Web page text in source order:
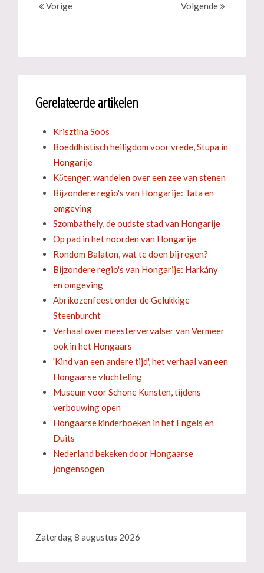
Vorige Volgende
Gerelateerde artikelen
Krisztina Soós
Boeddhistisch heiligdom voor vrede, Stupa in
Hongarije
Kőtenger, wandelen over een zee van stenen
Bijzondere regio's van Hongarije: Tata en
omgeving
Szombathely, de oudste stad van Hongarije
Op pad in het noorden van Hongarije
Rondom Balaton, wat te doen bij regen?
Bijzondere regio's van Hongarije: Harkány
en omgeving
Abrikozenfeest onder de Gelukkige
Steenburcht
Verhaal over meestervervalser van Vermeer
ook in het Hongaars
'Kind van een andere tijd', het verhaal van een
Hongaarse vluchteling
Museum voor Schone Kunsten, tijdens
verbouwing open
Hongaarse kinderboeken in het Engels en
Duits
Nederland bekeken door Hongaarse
jongensogen
Zaterdag 8 augustus 2026